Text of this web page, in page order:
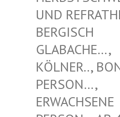
RATHER…,
H GLABACH
E…, KÖLNER.
., BONNE…,
, ERWACHS
ENE PERSON…